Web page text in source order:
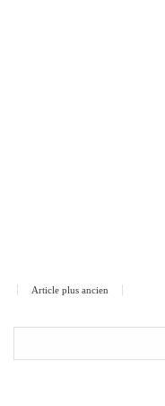
Article plus ancien